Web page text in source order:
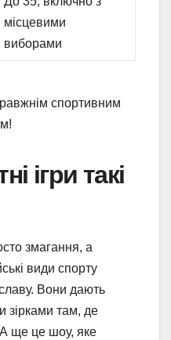
місцевими
виборами
спортивним
ігри такі
змагання, а
види спорту
Вони дають
зірками там, де
А ще це шоу, яке